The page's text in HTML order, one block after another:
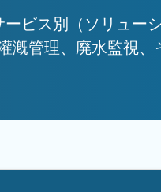
ビス別（ソリュー
漑管理、廃水監視、